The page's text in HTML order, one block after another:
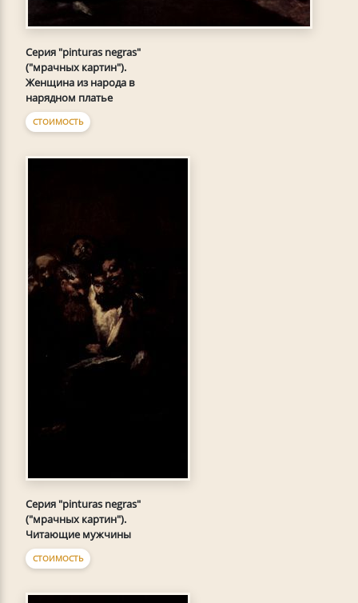
Серия "pinturas negras"
("мрачных картин").
Женщина из народа в
нарядном платье
СТОИМОСТЬ
Серия "pinturas negras"
("мрачных картин").
Читающие мужчины
СТОИМОСТЬ